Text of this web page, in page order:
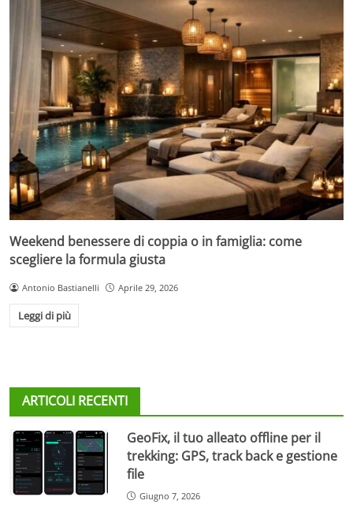
Weekend benessere di coppia o in famiglia: come
scegliere la formula giusta
Antonio Bastianelli Aprile 29, 2026
Leggi di più
ARTICOLI RECENTI
GeoFix, il tuo alleato offline per il
trekking: GPS, track back e gestione
file
Giugno 7, 2026